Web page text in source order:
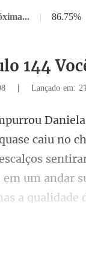
| 86.75%
144
| Lançado em: